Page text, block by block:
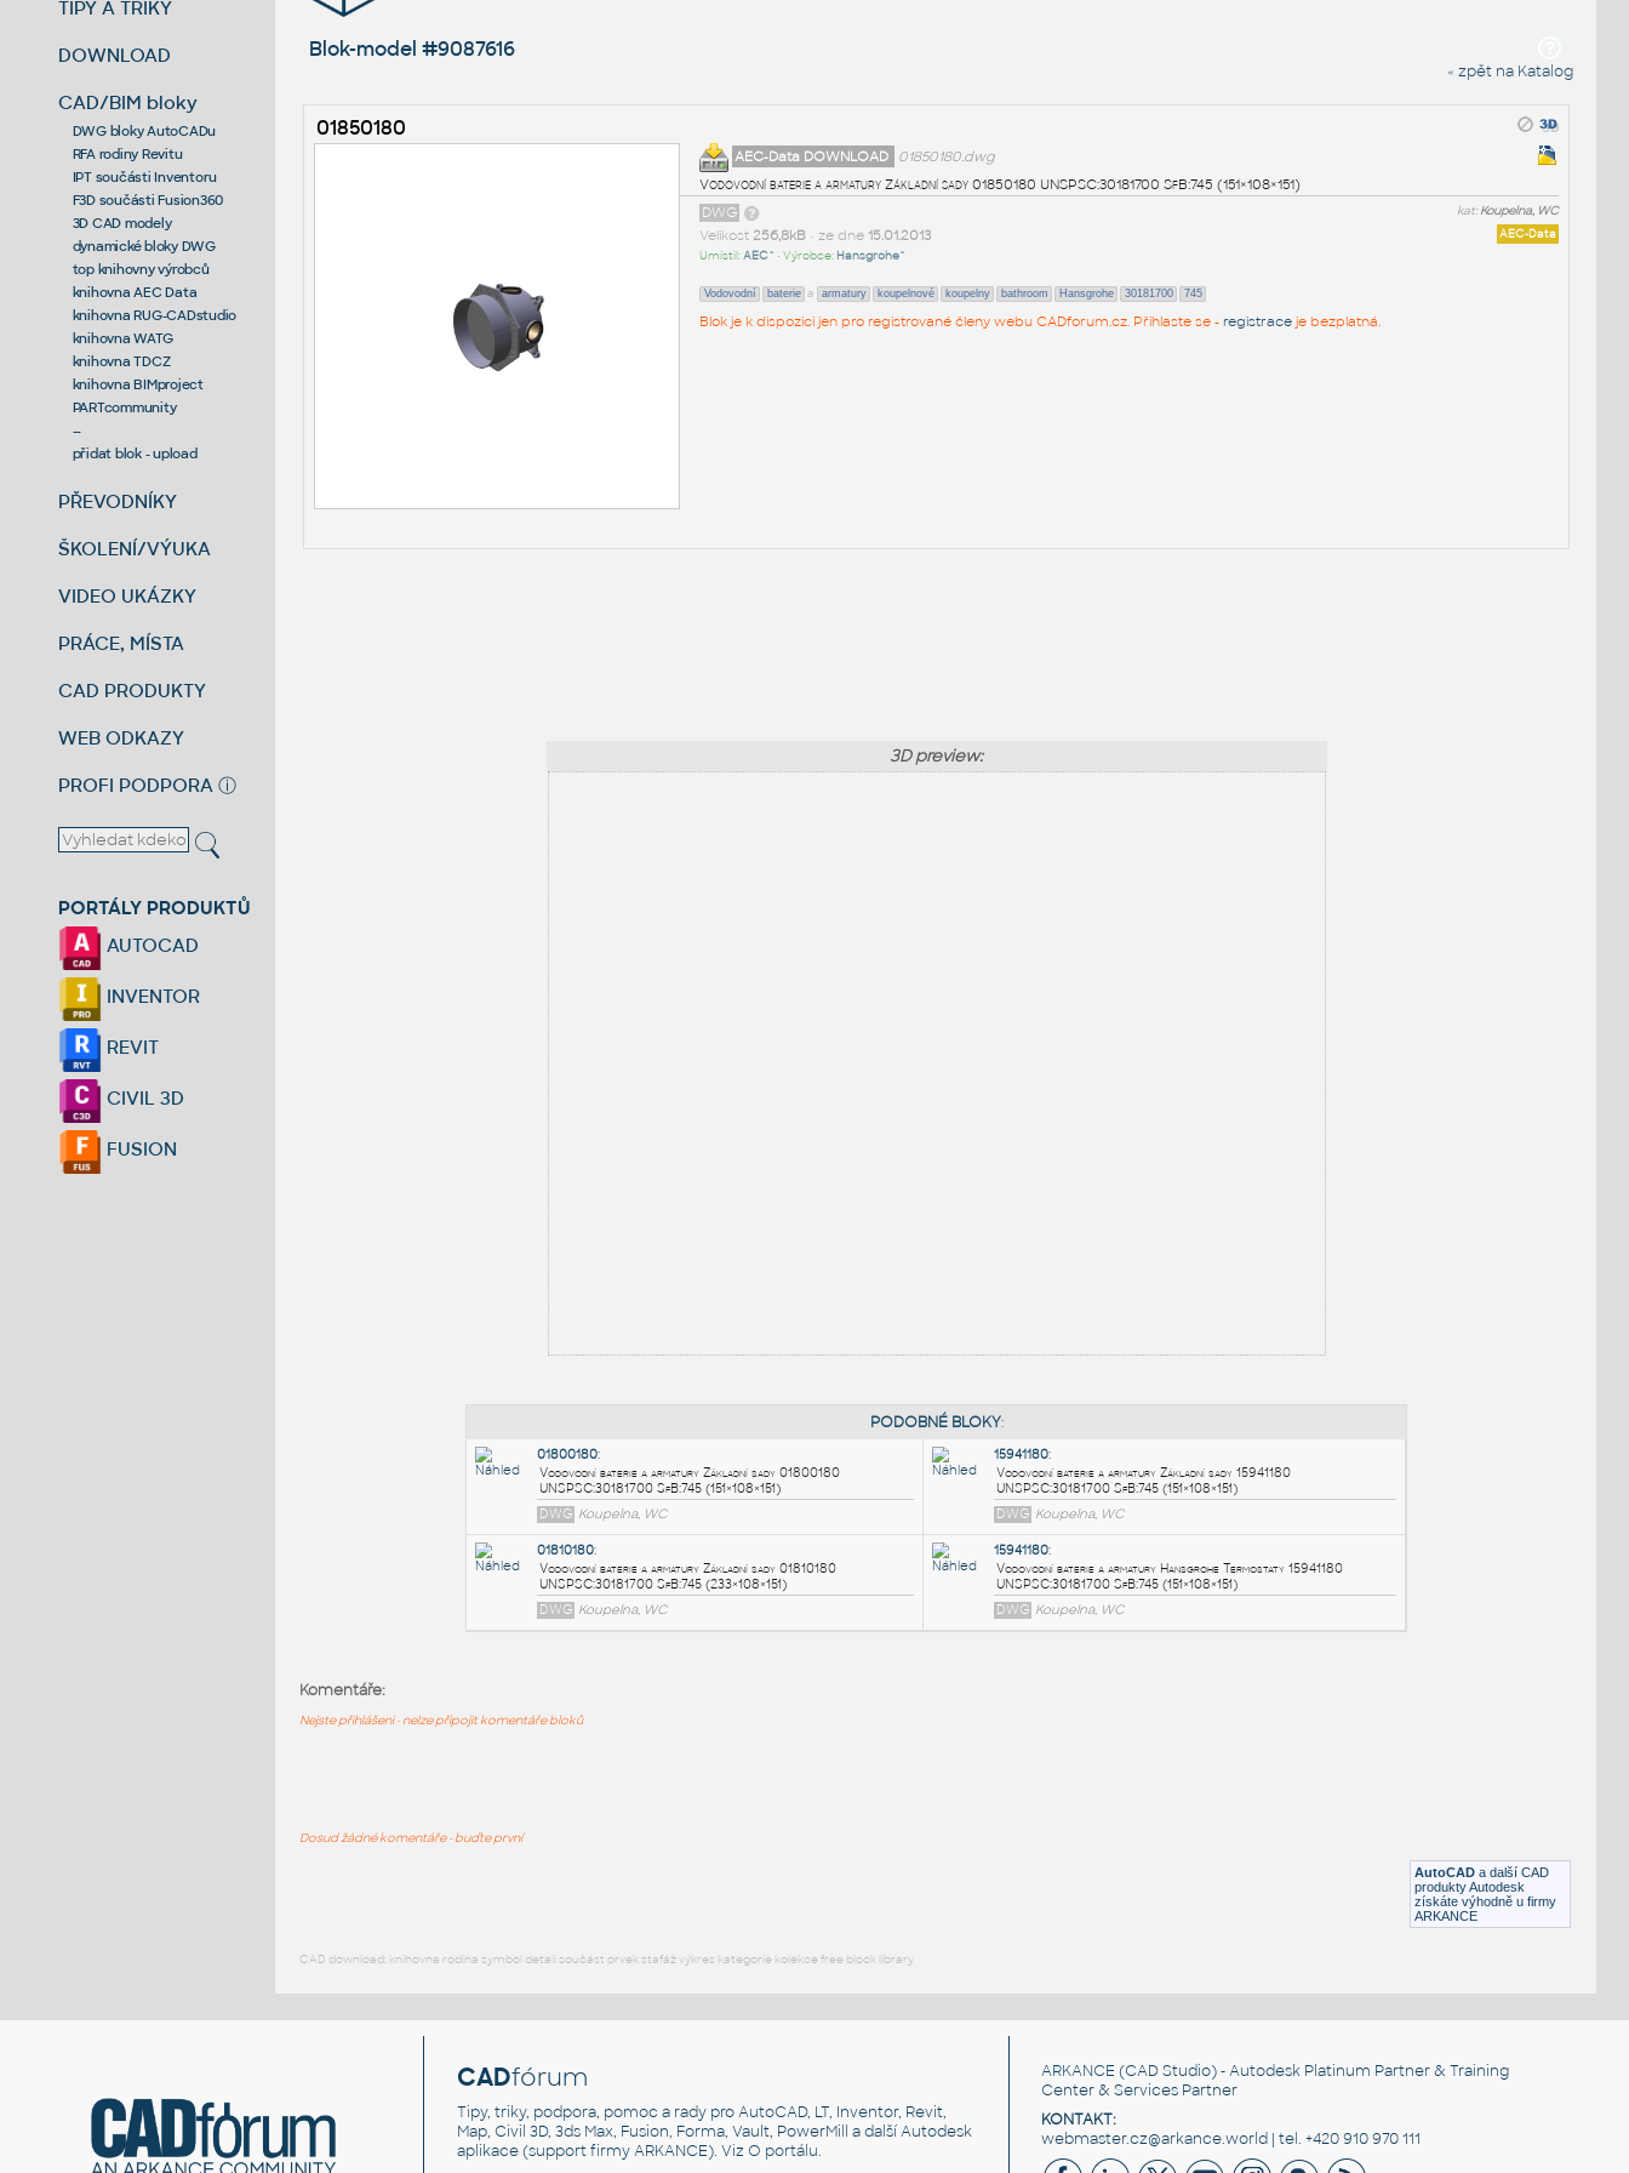
TIPY A TRIKY
DOWNLOAD
CAD/BIM bloky
DWG bloky AutoCADu
RFA rodiny Revitu
IPT součásti Inventoru
F3D součásti Fusion360
3D CAD modely
dynamické bloky DWG
top knihovny výrobců
knihovna AEC Data
knihovna RUG-CADstudio
knihovna WATG
knihovna TDCZ
knihovna BIMproject
PARTcommunity
--
přidat blok - upload
PŘEVODNÍKY
ŠKOLENÍ/VÝUKA
VIDEO UKÁZKY
PRÁCE, MÍSTA
CAD PRODUKTY
WEB ODKAZY
PROFI PODPORA ⓘ
PORTÁLY PRODUKTŮ
AUTOCAD
INVENTOR
REVIT
CIVIL 3D
FUSION
Blok-model #9087616
« zpět na Katalog
01850180
AEC-Data DOWNLOAD
01850180.dwg
Vodovodní baterie a armatury Základní sady 01850180 UNSPSC:30181700 SfB:745 (151×108×151)
kat:Koupelna, WC
DWG
AEC-Data
Velikost 256,8kB• ze dne 15.01.2013
Umístil:AEC^ • Výrobce: Hansgrohe^
Vodovodní baterie a armatury koupelnové koupelny bathroom Hansgrohe 30181700 745
Blok je k dispozici jen pro registrované členy webu CADforum.cz. Přihlaste se - registraceje bezplatná.
3D preview:
UNSPSC:30181700 SfB:745 (233×108×151)
AutoCAD a další CAD
produkty Autodesk
získáte výhodně u firmy
ARKANCE
Komentáře:
Nejste přihlášeni - nelze připojit komentáře bloků
Dosud žádné komentáře - buďte první
CAD download: knihovna rodina symbol detail součást prvek stafáž výkres kategorie kolekce free block library
CADfórum
Tipy, triky, podpora, pomoc a rady pro AutoCAD, LT, Inventor, Revit,
Map, Civil 3D, 3ds Max, Fusion, Forma, Vault, PowerMill a další Autodesk
aplikace (support firmy ARKANCE). VizO portálu.
ARKANCE (CAD Studio) - Autodesk Platinum Partner & Training
Center & Services Partner
KONTAKT:
webmaster.cz@arkance.world | tel. +420 910 970 111